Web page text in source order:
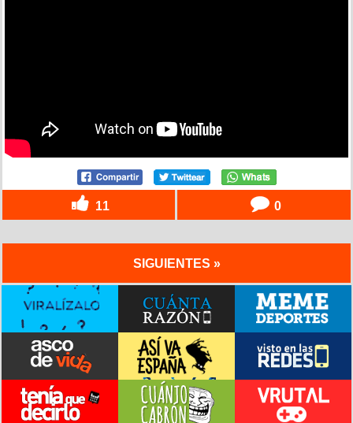
11 0
SIGUIENTES »